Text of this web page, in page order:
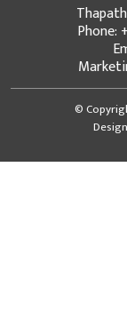
Phone:
©